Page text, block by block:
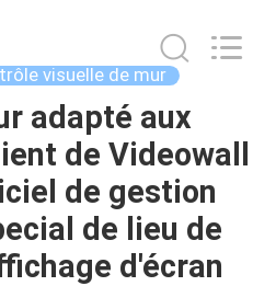
visuelle de mur
adapté aux
de Videowall
de gestion
de lieu de
d'écran